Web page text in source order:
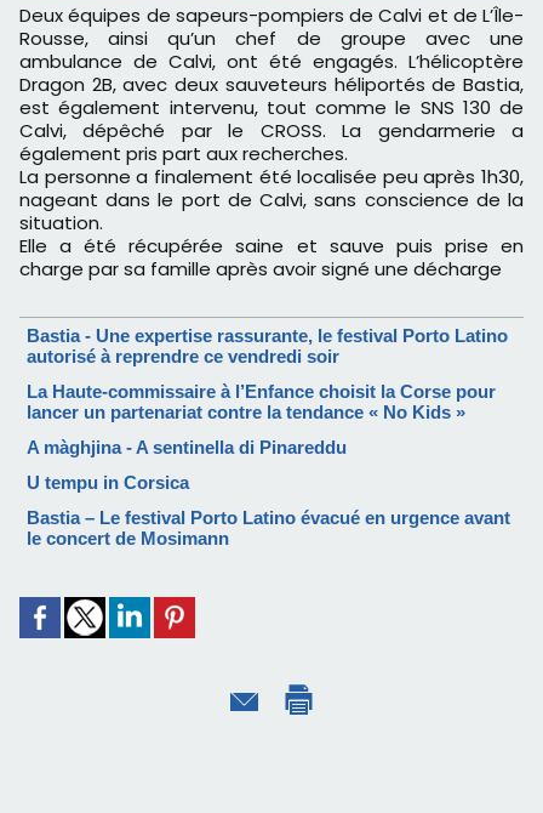
Deux équipes de sapeurs-pompiers de Calvi et de L’Île-
Rousse, ainsi qu’un chef de groupe avec une
ambulance de Calvi, ont été engagés. L’hélicoptère
Dragon 2B, avec deux sauveteurs héliportés de Bastia,
est également intervenu, tout comme le SNS 130 de
Calvi, dépêché par le CROSS. La gendarmerie a
également pris part aux recherches.
La personne a finalement été localisée peu après 1h30,
nageant dans le port de Calvi, sans conscience de la
situation.
Elle a été récupérée saine et sauve puis prise en
charge par sa famille après avoir signé une décharge
Bastia - Une expertise rassurante, le festival Porto Latino
autorisé à reprendre ce vendredi soir
La Haute-commissaire à l’Enfance choisit la Corse pour
lancer un partenariat contre la tendance « No Kids »
A màghjina - A sentinella di Pinareddu
U tempu in Corsica
Bastia – Le festival Porto Latino évacué en urgence avant
le concert de Mosimann